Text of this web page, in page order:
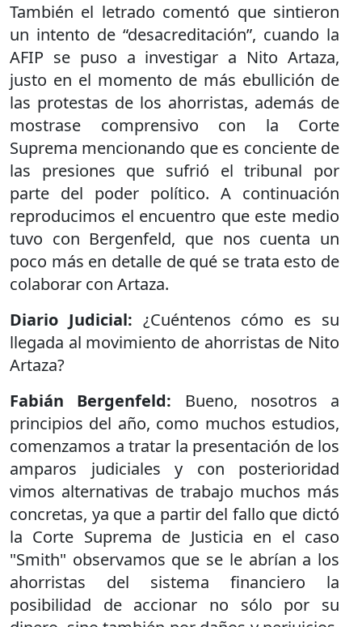
También el letrado comentó que sintieron
un intento de “desacreditación”, cuando la
AFIP se puso a investigar a Nito Artaza,
justo en el momento de más ebullición de
las protestas de los ahorristas, además de
mostrase comprensivo con la Corte
Suprema mencionando que es conciente de
las presiones que sufrió el tribunal por
parte del poder político. A continuación
reproducimos el encuentro que este medio
tuvo con Bergenfeld, que nos cuenta un
poco más en detalle de qué se trata esto de
colaborar con Artaza.
Diario Judicial: ¿Cuéntenos cómo es su
llegada al movimiento de ahorristas de Nito
Artaza?
Fabián Bergenfeld: Bueno, nosotros a
principios del año, como muchos estudios,
comenzamos a tratar la presentación de los
amparos judiciales y con posterioridad
vimos alternativas de trabajo muchos más
concretas, ya que a partir del fallo que dictó
la Corte Suprema de Justicia en el caso
"Smith" observamos que se le abrían a los
ahorristas del sistema financiero la
posibilidad de accionar no sólo por su